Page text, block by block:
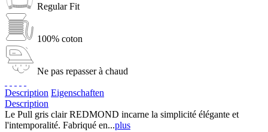
Regular Fit
100% coton
Ne pas repasser à chaud
Description Eigenschaften
Description
Le Pull gris clair REDMOND incarne la simplicité élégante et
l'intemporalité. Fabriqué en...plus